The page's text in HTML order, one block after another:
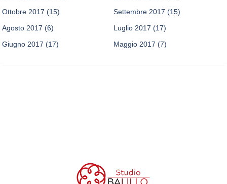
Ottobre 2017 (15) Settembre 2017 (15)
Agosto 2017 (6) Luglio 2017 (17)
Giugno 2017 (17) Maggio 2017 (7)